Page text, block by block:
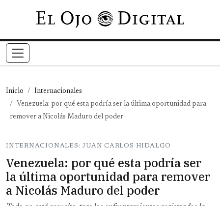
Pasar al contenido principal
Inicio
Internacionales
Venezuela: por qué esta podría ser la última oportunidad para
remover a Nicolás Maduro del poder
INTERNACIONALES: JUAN CARLOS HIDALGO
Venezuela: por qué esta podría ser
la última oportunidad para remover
a Nicolás Maduro del poder